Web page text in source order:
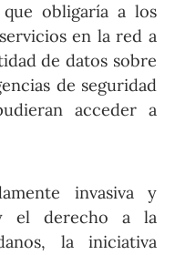
obligaría a los
en la red a
de datos sobre
de seguridad
acceder a
invasiva y
el derecho a la
la iniciativa